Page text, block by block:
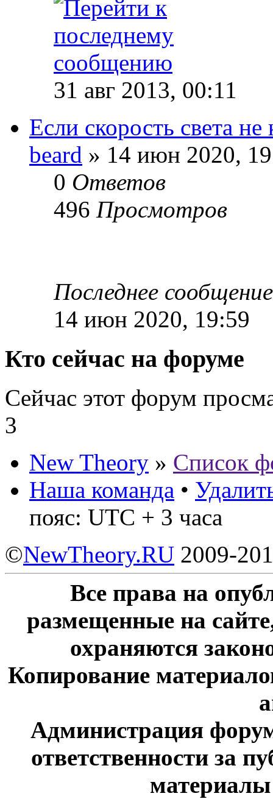
31 авг 2013, 00:11
Если скорость света не
beard » 14 июн 2020,
0 Ответов
496 Просмотров
Последнее
14 июн 2020, 19:59
Кто сейчас на форуме
Сейчас этот форум
3
New Theory » Список
Наша команда •
пояс: UTC + 3 часа
©NewTheory.RU 2009-
Все права на
размещенные на
охраняются
Копирование
Администрация
ответственности за